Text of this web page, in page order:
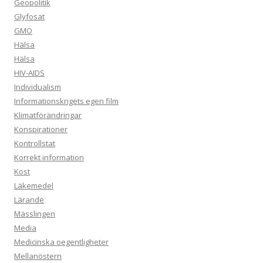
Geopolitik
Glyfosat
GMO
Hälsa
Hälsa
HIV-AIDS
Individualism
Informationskrigets egen film
Klimatförändringar
Konspirationer
Kontrollstat
Korrekt information
Kost
Läkemedel
Lärande
Mässlingen
Media
Medicinska oegentligheter
Mellanöstern